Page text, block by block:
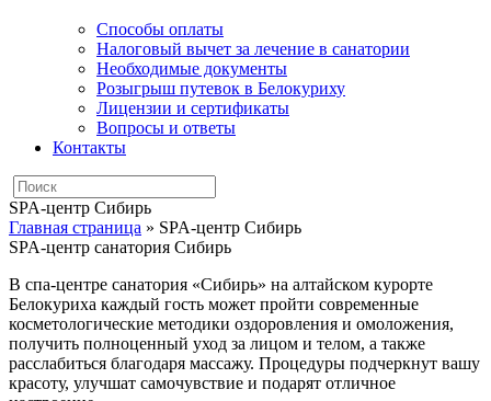
Способы оплаты
Налоговый вычет за лечение в санатории
Необходимые документы
Розыгрыш путевок в Белокуриху
Лицензии и сертификаты
Вопросы и ответы
Контакты
SPA-центр Сибирь
Главная страница » SPA-центр Сибирь
SPA-центр санатория Сибирь
В спа-центре санатория «Сибирь» на алтайском курорте
Белокуриха каждый гость может пройти современные
косметологические методики оздоровления и омоложения,
получить полноценный уход за лицом и телом, а также
расслабиться благодаря массажу. Процедуры подчеркнут вашу
красоту, улучшат самочувствие и подарят отличное